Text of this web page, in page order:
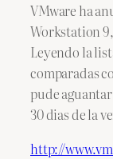
VMware ha
Workstation
Leyendo la
comparadas
pude
30 dias de la
http://